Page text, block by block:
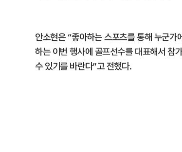
안소현은 “좋아하는 스포츠를 통해 누군
하는 이번 행사에 골프선수를 대표해서 참
수 있기를 바란다”고 전했다.